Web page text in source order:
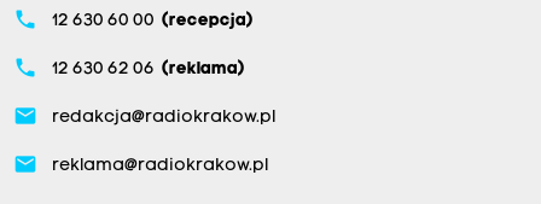
phone 12 630 60 00 (recepcja)
phone 12 630 62 06 (reklama)
email redakcja@radiokrakow.pl
email reklama@radiokrakow.pl